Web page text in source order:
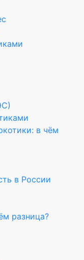
в чём
в России
разница?